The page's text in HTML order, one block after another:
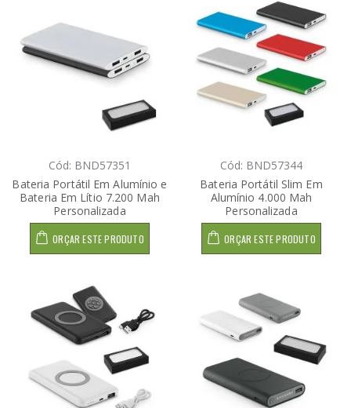
Cód: BND57351
Bateria Portátil Em Alumínio e
Bateria Em Lítio 7.200 Mah
Personalizada
ORÇAR ESTE PRODUTO
Cód: BND57344
Bateria Portátil Slim Em
Alumínio 4.000 Mah
Personalizada
ORÇAR ESTE PRODUTO